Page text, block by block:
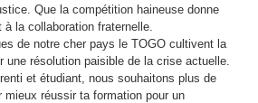
Que la compétition haineuse donne
la collaboration fraternelle.
de notre cher pays le TOGO cultivent la
une résolution paisible de la crise actuelle.
et étudiant, nous souhaitons plus de
mieux réussir ta formation pour un